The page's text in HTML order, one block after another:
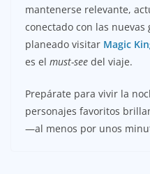
mantenerse relevante,
conectado con las nuevas
planeado visitar Magic
es el must-see del viaje.
Prepárate para vivir la
personajes favoritos
—al menos por unos